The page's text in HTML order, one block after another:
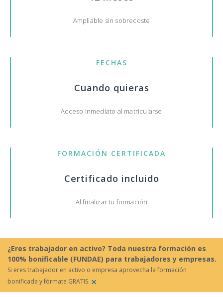
Ampliable sin sobrecoste
FECHAS
Cuando quieras
Acceso inmediato al matricularse
FORMACIÓN CERTIFICADA
Certificado incluido
Al finalizar tu formación
¿Eres trabajador en activo? Toda nuestra formación es
100% bonificable (FUNDAE) para trabajadores y empresas.
Si eres trabajador en activo o empresa aprovecha la formación
bonificada y fórmate GRATIS. ×